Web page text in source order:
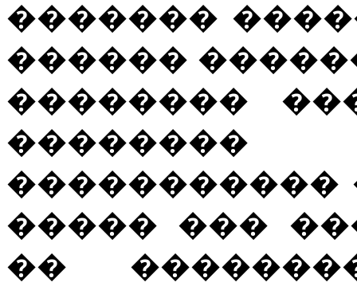
������� �����
������
��������
�����������
����� ���
��